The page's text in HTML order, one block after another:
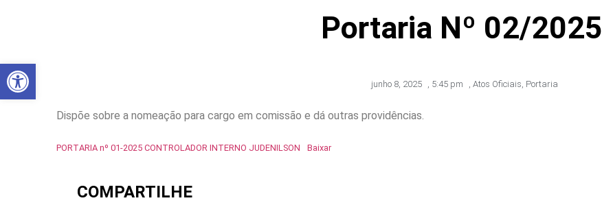
Portaria Nº 02/2025
junho 8, 2025 , 5:45 pm , Atos Oficiais, Portaria
Dispõe sobre a nomeação para cargo em comissão e dá outras providências.
PORTARIA nº 01-2025 CONTROLADOR INTERNO JUDENILSON Baixar
COMPARTILHE
Abrir a barra de ferramentas